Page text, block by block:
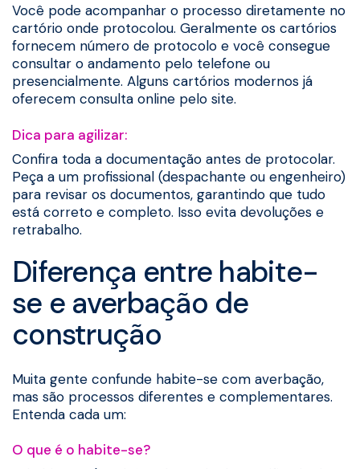
Você pode acompanhar o processo diretamente no
cartório onde protocolou. Geralmente os cartórios
fornecem número de protocolo e você consegue
consultar o andamento pelo telefone ou
presencialmente. Alguns cartórios modernos já
oferecem consulta online pelo site.
Dica para agilizar:
Confira toda a documentação antes de protocolar.
Peça a um profissional (despachante ou engenheiro)
para revisar os documentos, garantindo que tudo
está correto e completo. Isso evita devoluções e
retrabalho.
Diferença entre habite-
se e averbação de
construção
Muita gente confunde habite-se com averbação,
mas são processos diferentes e complementares.
Entenda cada um:
O que é o habite-se?